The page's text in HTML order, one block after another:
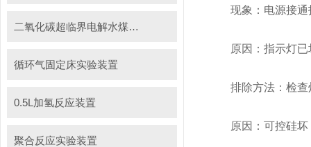
二氧化碳超临界电解水煤浆制甲烷装置
循环气固定床实验装置
0.5L加氢反应装置
聚合反应实验装置
现象：电源接通
原因：指示灯已
排除方法：检查灯
原因：可控硅坏